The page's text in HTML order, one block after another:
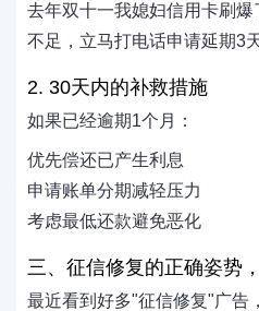
去年双十一我媳妇信用卡刷
不足，立马打电话申请延期3
2. 30天内的补救措施
如果已经逾期1个月：
优先偿还已产生利息
申请账单分期减轻压力
考虑最低还款避免恶化
三、征信修复的正确姿势
最近看到好多"征信修复"广告